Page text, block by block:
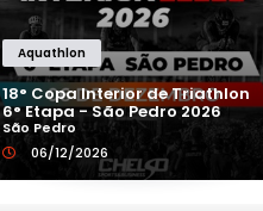
2,5K
Aquathlon
18° Copa Interior de Triathlon
6° Etapa - São Pedro 2026
São Pedro
06/12/2026